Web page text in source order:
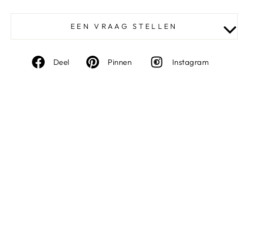
EEN VRAAG STELLEN
Deel
Deel
Pinnen
Deel
Instagram